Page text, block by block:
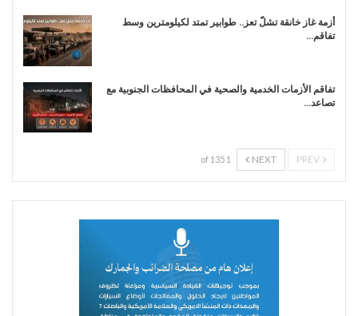
أزمة غاز خانقة تشلّ تعز.. طوابير تمتد لكيلومترين وسط
تفاقم…
تفاقم الأزمات الخدمية والصحية في المحافظات الجنوبية مع
تصاعد…
NEXT
1 of 135